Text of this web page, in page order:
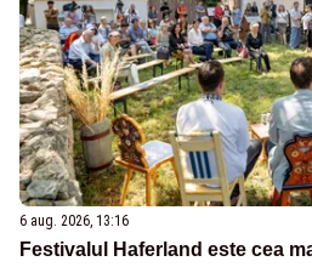
6 aug. 2026, 13:16
Festivalul Haferland este cea